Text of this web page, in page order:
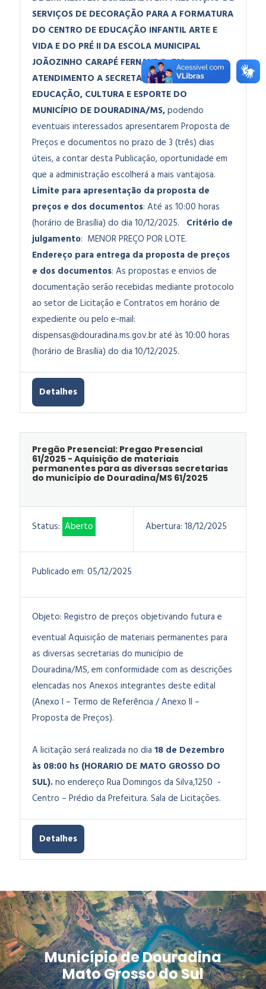
SERVIÇOS DE DECORAÇÃO PARA A FORMATURA
DO CENTRO DE EDUCAÇÃO INFANTIL ARTE E
VIDA E DO PRÉ II DA ESCOLA MUNICIPAL
JOÃOZINHO CARAPÉ FERNANDO, EM
ATENDIMENTO A SECRETARIA MUNICIPAL DE
EDUCAÇÃO, CULTURA E ESPORTE DO
MUNICÍPIO DE DOURADINA/MS,podendo
eventuais interessados apresentarem Proposta de
Preços e documentos no prazo de 3 (três) dias
úteis, a contar desta Publicação, oportunidade em
que a administração escolherá a mais vantajosa.
Limite para apresentação da proposta de
preços e dos documentos: Até as 10:00 horas
(horário de Brasília) do dia 10/12/2025. Critério de
julgamento: MENOR PREÇO POR LOTE.
Endereço para entrega da proposta de preços
e dos documentos: As propostas e envios de
documentação serão recebidas mediante protocolo
ao setor de Licitação e Contratos em horário de
expediente ou pelo e-mail:
dispensas@douradina.ms.gov.braté às 10:00 horas
(horário de Brasília) do dia 10/12/2025.
Detalhes
Pregão Presencial: Pregao Presencial
61/2025 - Aquisição de materiais
permanentes para as diversas secretarias
do município de Douradina/MS 61/2025
Status: Aberto Abertura: 18/12/2025
Publicado em: 05/12/2025
Objeto: Registro de preços objetivando futura e
eventual Aquisição de materiais permanentes para
as diversas secretarias do município de
Douradina/MS, em conformidade com as descrições
elencadas nos Anexos integrantes deste edital
(Anexo I – Termo de Referência / Anexo II –
Proposta de Preços).
A licitação será realizada no dia 18 de Dezembro
às 08:00 hs (HORARIO DE MATO GROSSO DO
SUL).no endereço Rua Domingos da Silva,1250 -
Centro – Prédio da Prefeitura. Sala de Licitações.
Detalhes
Município de Douradina
Mato Grosso do Sul